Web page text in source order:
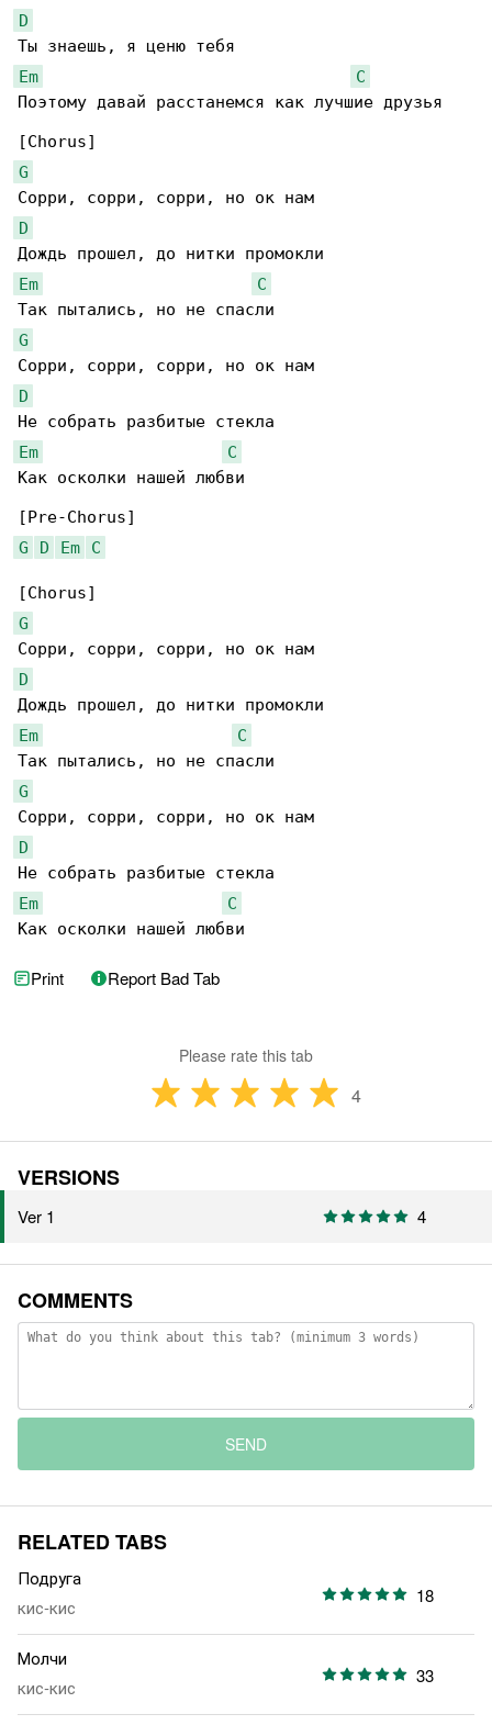
D
Em
C
Поэтому давай расстанемся как лучшие друзья
G
D
Em
C
G
D
Em
C
Как осколки нашей любви
G
D Em C
G
D
Em
C
G
D
Em
C
Как осколки нашей любви
Print Report Bad Tab
Please rate this tab
4
VERSIONS
Ver 1 4
COMMENTS
SEND
RELATED TABS
Подруга
кис-кис
18
Молчи
кис-кис
33